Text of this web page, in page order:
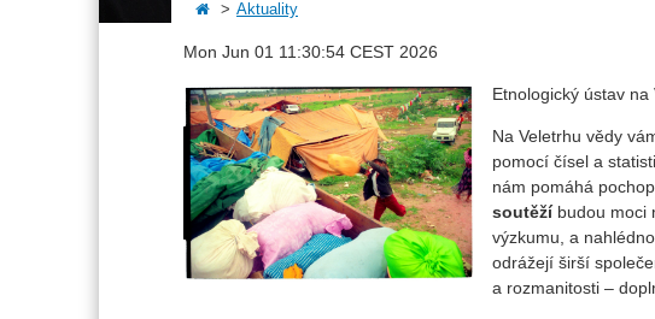
Aktuality
Mon Jun 01 11:30:54 CEST 2026
Etnologický ústav na
Na Veletrhu vědy
pomocí čísel a
nám pomáhá
soutěžíbudou moci
výzkumu, a
odrážejí širší
a rozmanitosti –